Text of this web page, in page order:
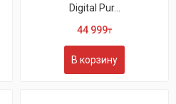
Digital Pur...
44 999₸
В корзину